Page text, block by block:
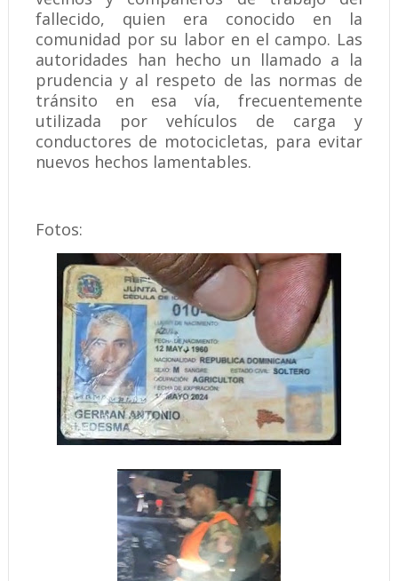
fallecido, quien era conocido en la
comunidad por su labor en el campo. Las
autoridades han hecho un llamado a la
prudencia y al respeto de las normas de
tránsito en esa vía, frecuentemente
utilizada por vehículos de carga y
conductores de motocicletas, para evitar
nuevos hechos lamentables.
Fotos: